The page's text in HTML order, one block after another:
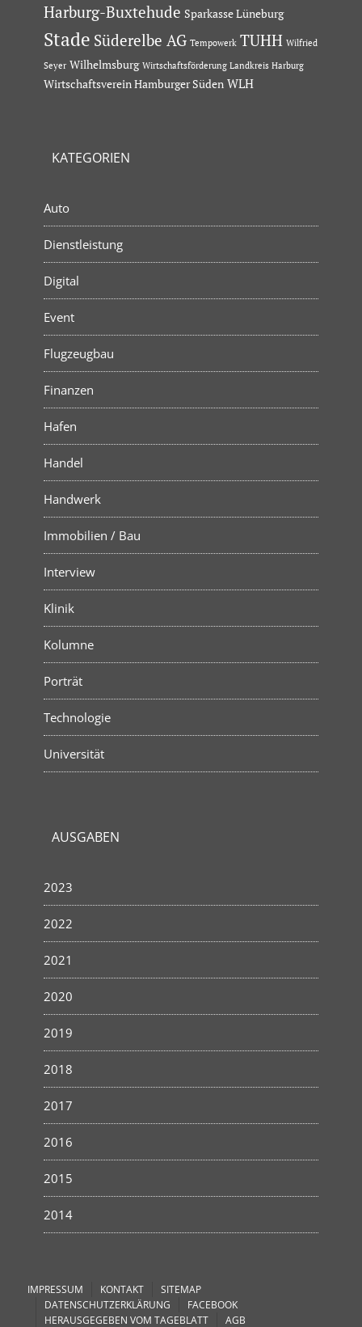
Harburg-Buxtehude Sparkasse Lüneburg
Stade Süderelbe AG Tempowerk TUHH Wilfried
Seyer Wilhelmsburg Wirtschaftsförderung Landkreis Harburg
Wirtschaftsverein Hamburger Süden WLH
KATEGORIEN
Auto
Dienstleistung
Digital
Event
Flugzeugbau
Finanzen
Hafen
Handel
Handwerk
Immobilien / Bau
Interview
Klinik
Kolumne
Porträt
Technologie
Universität
AUSGABEN
2023
2022
2021
2020
2019
2018
2017
2016
2015
2014
IMPRESSUM KONTAKT
SITEMAP
DATENSCHUTZERKLÄRUNG
FACEBOOK
HERAUSGEGEBEN VOM TAGEBLATT
AGB